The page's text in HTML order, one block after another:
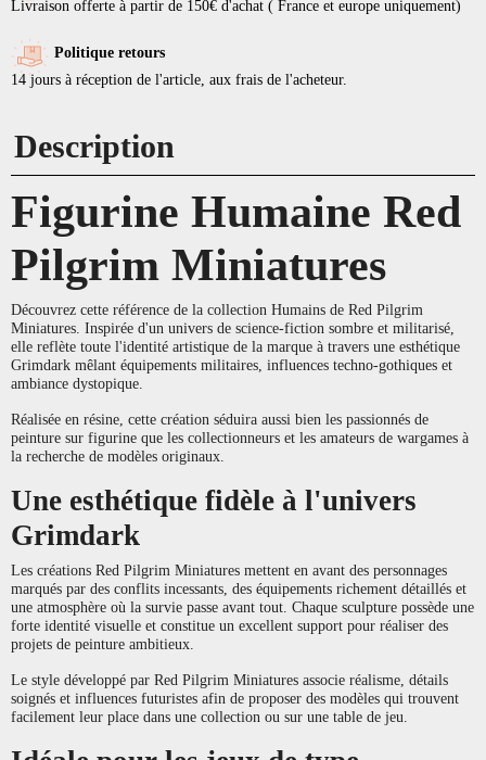
Livraison offerte à partir de 150€ d'achat ( France et europe uniquement)
Politique retours
14 jours à réception de l'article, aux frais de l'acheteur.
Description
Figurine Humaine Red
Pilgrim Miniatures
Découvrez cette référence de la collection Humains de Red Pilgrim
Miniatures. Inspirée d'un univers de science-fiction sombre et militarisé,
elle reflète toute l'identité artistique de la marque à travers une esthétique
Grimdark mêlant équipements militaires, influences techno-gothiques et
ambiance dystopique.
Réalisée en résine, cette création séduira aussi bien les passionnés de
peinture sur figurine que les collectionneurs et les amateurs de wargames à
la recherche de modèles originaux.
Une esthétique fidèle à l'univers
Grimdark
Les créations Red Pilgrim Miniatures mettent en avant des personnages
marqués par des conflits incessants, des équipements richement détaillés et
une atmosphère où la survie passe avant tout. Chaque sculpture possède une
forte identité visuelle et constitue un excellent support pour réaliser des
projets de peinture ambitieux.
Le style développé par Red Pilgrim Miniatures associe réalisme, détails
soignés et influences futuristes afin de proposer des modèles qui trouvent
facilement leur place dans une collection ou sur une table de jeu.